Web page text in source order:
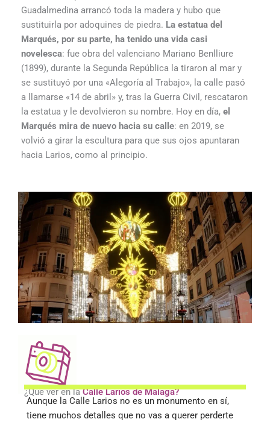
Guadalmedina arrancó toda la madera y hubo que
sustituirla por adoquines de piedra. La estatua del
Marqués, por su parte, ha tenido una vida casi
novelesca: fue obra del valenciano Mariano Benlliure
(1899), durante la Segunda República la tiraron al mar y
se sustituyó por una «Alegoría al Trabajo», la calle pasó
a llamarse «14 de abril» y, tras la Guerra Civil, rescataron
la estatua y le devolvieron su nombre. Hoy en día, el
Marqués mira de nuevo hacia su calle: en 2019, se
volvió a girar la escultura para que sus ojos apuntaran
hacia Larios, como al principio.
¿Qué ver en laCalle Larios de Málaga?
Aunque la Calle Larios no es un monumento en sí,
tiene muchos detalles que no vas a querer perderte